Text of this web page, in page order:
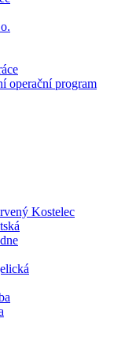
operační program
Kostelec